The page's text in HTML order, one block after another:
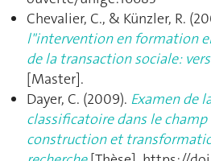
Chevalier, C., & Künzler, R.
l"intervention en formation
de la transaction sociale:
[Master].
Dayer, C. (2009). Examen de
classificatoire dans le
construction et